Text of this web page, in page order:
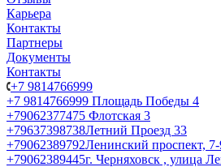
Карьера
Контакты
Партнеры
Документы
Контакты
+7 9814766999
+7 9814766999 Площадь Победы 4
+79062377475 Флотская 3
+79637398738Летний Проезд 33
+79062389792Ленинский проспект,
+79062389445г. Черняховск , улица